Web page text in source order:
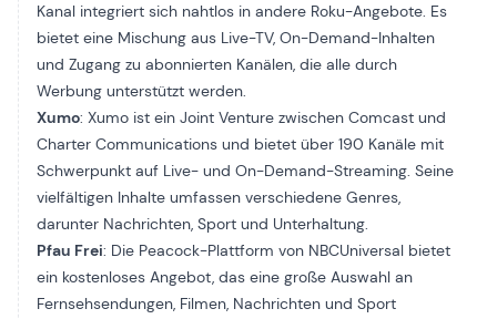
Kanal integriert sich nahtlos in andere Roku-Angebote. Es
bietet eine Mischung aus Live-TV, On-Demand-Inhalten
und Zugang zu abonnierten Kanälen, die alle durch
Werbung unterstützt werden.
Xumo: Xumo ist ein Joint Venture zwischen Comcast und
Charter Communications und bietet über 190 Kanäle mit
Schwerpunkt auf Live- und On-Demand-Streaming. Seine
vielfältigen Inhalte umfassen verschiedene Genres,
darunter Nachrichten, Sport und Unterhaltung.
Pfau Frei: Die Peacock-Plattform von NBCUniversal bietet
ein kostenloses Angebot, das eine große Auswahl an
Fernsehsendungen, Filmen, Nachrichten und Sport